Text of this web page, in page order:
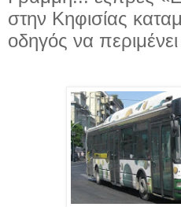
στην Κηφισίας
οδηγός να